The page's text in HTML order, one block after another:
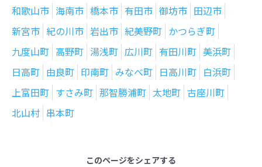
和歌山市 海南市 橋本市 有田市 御坊市 田辺市
新宮市 紀の川市 岩出市 紀美野町 かつらぎ町
九度山町 高野町 湯浅町 広川町 有田川町 美浜町
日高町 由良町 印南町 みなべ町 日高川町 白浜町
上富田町 すさみ町 那智勝浦町 太地町 古座川町
北山村 串本町
このページをシェアする